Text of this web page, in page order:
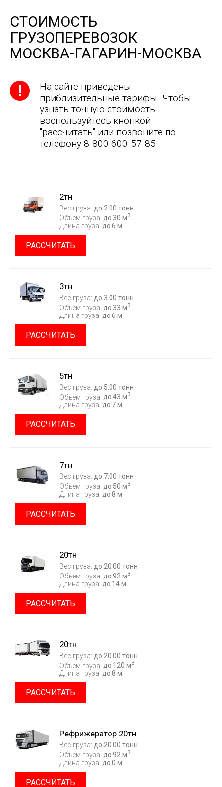
СТОИМОСТЬ
ГРУЗОПЕРЕВОЗОК
МОСКВА-ГАГАРИН-МОСКВА
На сайте приведены
приблизительные тарифы. Чтобы
узнать точную стоимость
воспользуйтесь кнопкой
"рассчитать" или позвоните по
телефону 8-800-600-57-85
2тн
Вес груза: до 2.00 тонн
Объем груза: до 30 м3
Длина груза: до 6 м
РАССЧИТАТЬ
3тн
Вес груза: до 3.00 тонн
Объем груза: до 33 м3
Длина груза: до 6 м
РАССЧИТАТЬ
5тн
Вес груза: до 5.00 тонн
Объем груза: до 43 м3
Длина груза: до 7 м
РАССЧИТАТЬ
7тн
Вес груза: до 7.00 тонн
Объем груза: до 50 м3
Длина груза: до 8 м
РАССЧИТАТЬ
20тн
Вес груза: до 20.00 тонн
Объем груза: до 92 м3
Длина груза: до 14 м
РАССЧИТАТЬ
20тн
Вес груза: до 20.00 тонн
Объем груза: до 120 м3
Длина груза: до 8 м
РАССЧИТАТЬ
Рефрижератор 20тн
Вес груза: до 20.00 тонн
Объем груза: до 92 м3
Длина груза: до 0 м
РАССЧИТАТЬ